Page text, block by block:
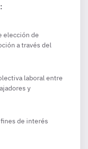
elección de
a través del
laboral entre
y
de interés